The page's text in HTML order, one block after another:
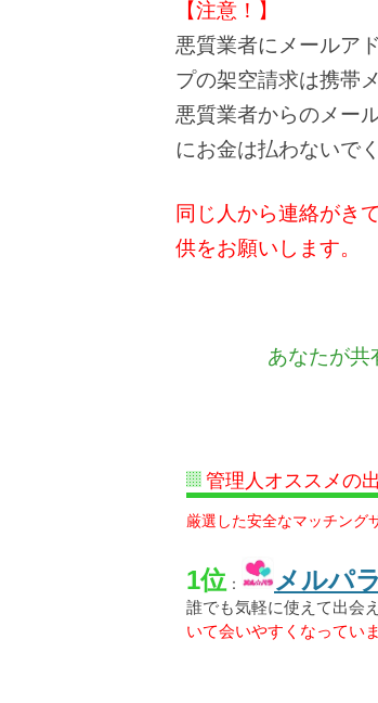
【注意！】
悪質業者にメールア
プの架空請求は携帯
悪質業者からのメー
にお金は払わないで
同じ人から連絡がき
供をお願いします。
あなたが共
管理人オススメの
厳選した安全なマッチング
1位： メルパラ
誰でも気軽に使えて出会
いて会いやすくなってい